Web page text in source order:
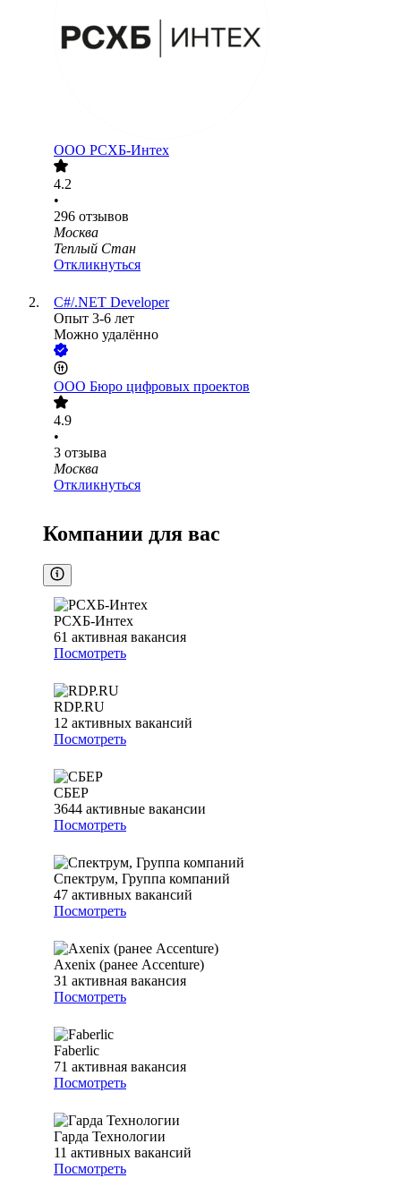
ООО РСХБ-Интех
4.2
•
296 отзывов
Москва
Теплый Стан
Откликнуться
C#/.NET Developer
Опыт 3-6 лет
Можно удалённо
ООО Бюро цифровых проектов
4.9
•
3 отзыва
Москва
Откликнуться
Компании для вас
РСХБ-Интех
61 активная вакансия
Посмотреть
RDP.RU
12 активных вакансий
Посмотреть
СБЕР
3644 активные вакансии
Посмотреть
Спектрум, Группа компаний
47 активных вакансий
Посмотреть
Axenix (ранее Accenture)
31 активная вакансия
Посмотреть
Faberlic
71 активная вакансия
Посмотреть
Гарда Технологии
11 активных вакансий
Посмотреть